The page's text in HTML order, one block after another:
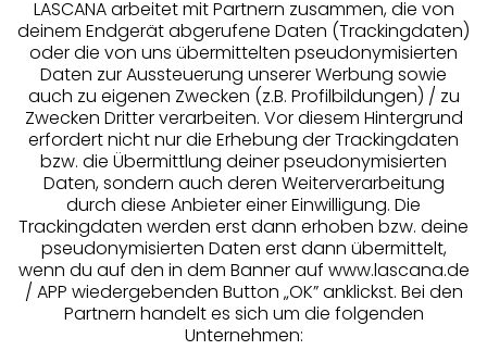
Services
Beratung
Über uns
Rechtliches
LASCANA arbeitet mit Partnern zusammen, die von
deinem Endgerät abgerufene Daten (Trackingdaten)
oder die von uns übermittelten pseudonymisierten
Daten zur Aussteuerung unserer Werbung sowie
auch zu eigenen Zwecken (z.B. Profilbildungen) / zu
Zwecken Dritter verarbeiten. Vor diesem Hintergrund
erfordert nicht nur die Erhebung der Trackingdaten
bzw. die Übermittlung deiner pseudonymisierten
Daten, sondern auch deren Weiterverarbeitung
durch diese Anbieter einer Einwilligung. Die
Trackingdaten werden erst dann erhoben bzw. deine
pseudonymisierten Daten erst dann übermittelt,
wenn du auf den in dem Banner auf www.lascana.de
/ APP wiedergebenden Button „OK” anklickst. Bei den
Partnern handelt es sich um die folgenden
Unternehmen: